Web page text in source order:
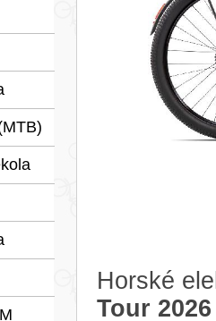
Horské
Tour 2026